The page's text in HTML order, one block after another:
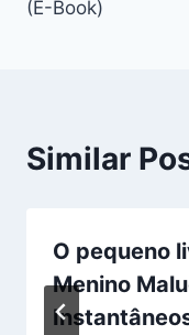
(E-Book)
Similar
O pequeno
Menino